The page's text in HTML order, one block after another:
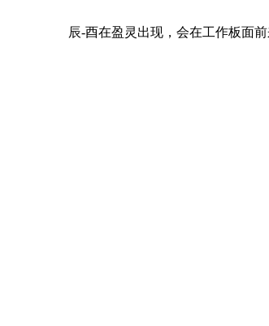
辰-酉在盈灵出现，会在工作板面前